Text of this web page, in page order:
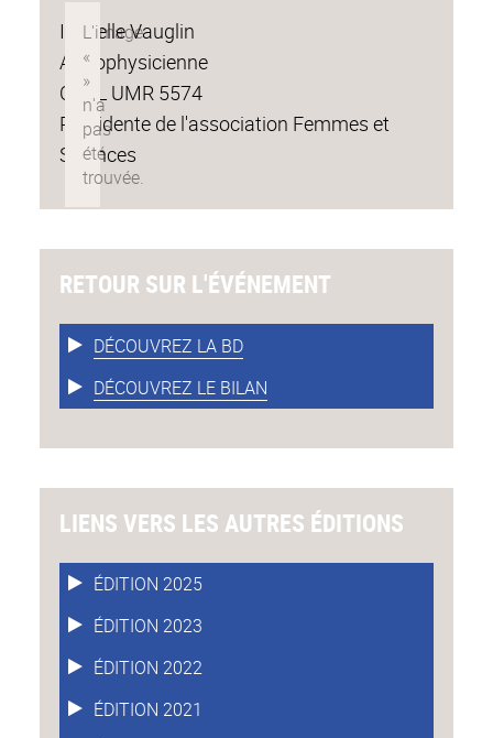
Isabelle Vauglin
Astrophysicienne
CRAL UMR 5574
Présidente de l'association Femmes et
Sciences
RETOUR SUR L'ÉVÉNEMENT
DÉCOUVREZ LA BD
DÉCOUVREZ LE BILAN
LIENS VERS LES AUTRES ÉDITIONS
ÉDITION 2025
ÉDITION 2023
ÉDITION 2022
ÉDITION 2021